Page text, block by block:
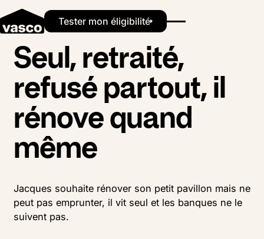
Button Text
Tester mon éligibilité
Les projets financés Jacques
Seul, retraité,
refusé partout, il
rénove quand
même
Jacques souhaite rénover son petit pavillon mais ne
peut pas emprunter, il vit seul et les banques ne le
suivent pas.